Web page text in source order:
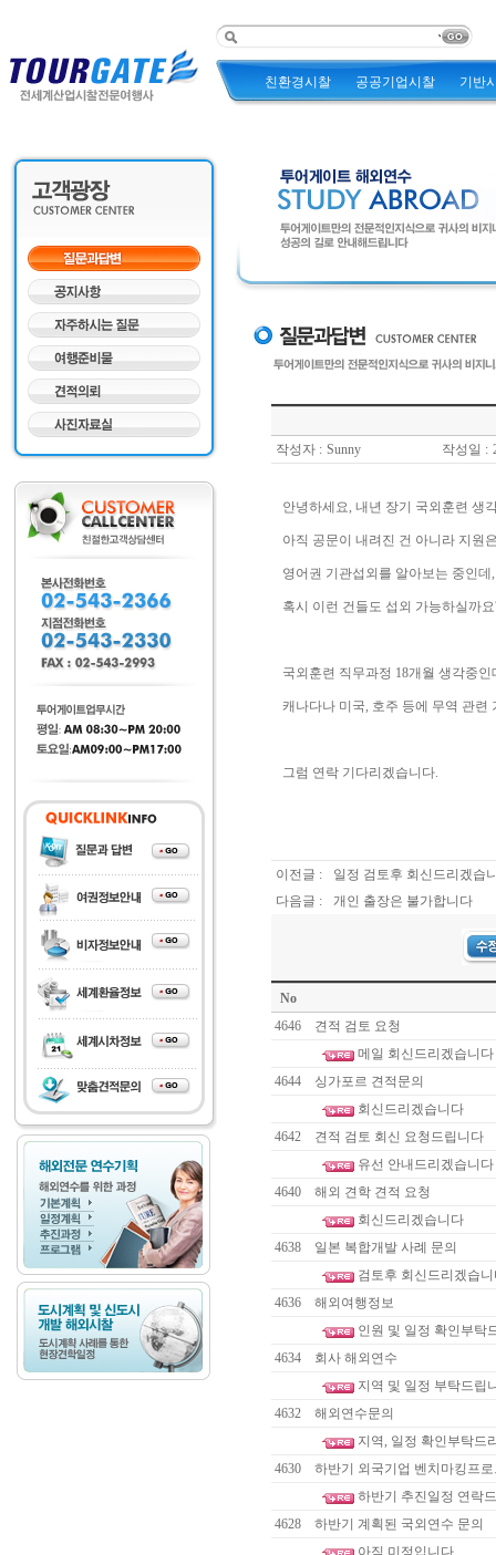
친환경시찰 공공기업시찰 기반
작성자 : Sunny 작성일 :
안녕하세요, 내년 장기 국외훈련 생
아직 공문이 내려진 건 아니라 지원
영어권 기관섭외를 알아보는 중인
혹시 이런 건들도 섭외 가능하실까요
국외훈련 직무과정 18개월 생각중인
캐나다나 미국, 호주 등에 무역 관
그럼 연락 기다리겠습니다.
이전글 :
일정 검토후 회신드리겠습
다음글 :
개인 출장은 불가합니다
No
4646
견적 검토 요청
메일 회신드리겠습니다
4644
싱가포르 견적문의
회신드리겠습니다
4642
견적 검토 회신 요청드립니다
유선 안내드리겠습니다
4640
해외 견학 견적 요청
회신드리겠습니다
4638
일본 복합개발 사례 문의
검토후 회신드리겠습
4636
해외여행정보
인원 및 일정 확인부탁
4634
회사 해외연수
지역 및 일정 부탁드립
4632
해외연수문의
지역, 일정 확인부탁드
4630
하반기 외국기업 벤치마킹프
하반기 추진일정 연락
4628
하반기 계획된 국외연수 문의
아직 미정입니다